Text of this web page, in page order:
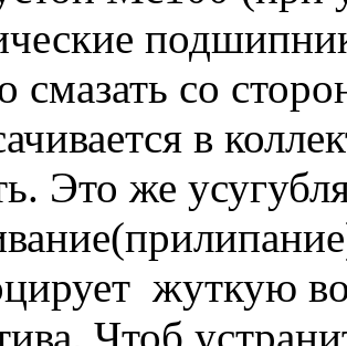
смазать со
в
Это же
жуткую
Чтоб